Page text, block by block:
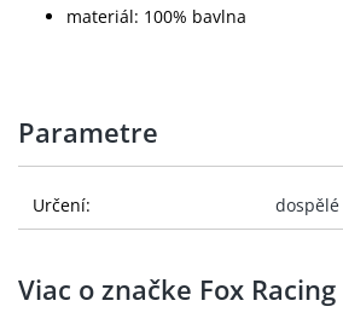
materiál: 100% bavlna
Parametre
Určení: dospělé
Viac o značke Fox Racing